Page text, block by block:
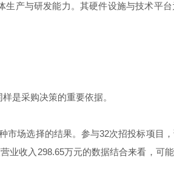
生产与研发能力。其硬件设施与技术平
是采购决策的重要依据。
场选择的结果。参与32次招投标项目
业收入298.65万元的数据结合来看，可